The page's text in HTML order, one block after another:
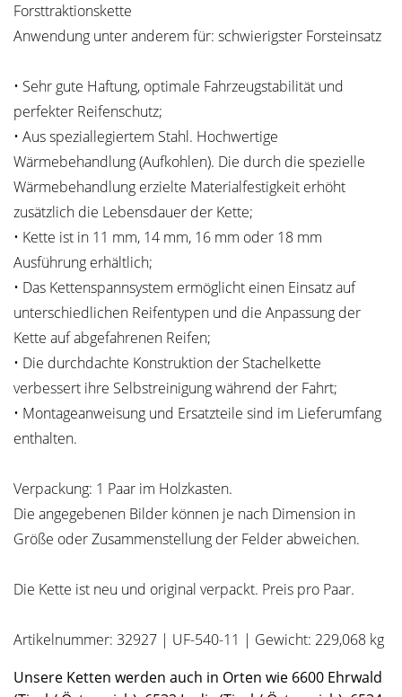
Forsttraktionskette
Anwendung unter anderem für: schwierigster Forsteinsatz
• Sehr gute Haftung, optimale Fahrzeugstabilität und
perfekter Reifenschutz;
• Aus speziallegiertem Stahl. Hochwertige
Wärmebehandlung (Aufkohlen). Die durch die spezielle
Wärmebehandlung erzielte Materialfestigkeit erhöht
zusätzlich die Lebensdauer der Kette;
• Kette ist in 11 mm, 14 mm, 16 mm oder 18 mm
Ausführung erhältlich;
• Das Kettenspannsystem ermöglicht einen Einsatz auf
unterschiedlichen Reifentypen und die Anpassung der
Kette auf abgefahrenen Reifen;
• Die durchdachte Konstruktion der Stachelkette
verbessert ihre Selbstreinigung während der Fahrt;
• Montageanweisung und Ersatzteile sind im Lieferumfang
enthalten.
Verpackung: 1 Paar im Holzkasten.
Die angegebenen Bilder können je nach Dimension in
Größe oder Zusammenstellung der Felder abweichen.
Die Kette ist neu und original verpackt. Preis pro Paar.
Artikelnummer: 32927 | UF-540-11 | Gewicht: 229,068 kg
Unsere Ketten werden auch in Orten wie 6600 Ehrwald